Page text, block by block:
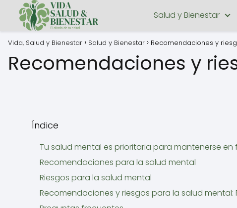
Salud y Bienestar
Vida, Salud y Bienestar Salud y Bienestar Recomendaciones y
Recomendaciones y
Índice
Tu salud mental es prioritaria para mantenerse
Recomendaciones para la salud mental
Riesgos para la salud mental
Recomendaciones y riesgos para la salud